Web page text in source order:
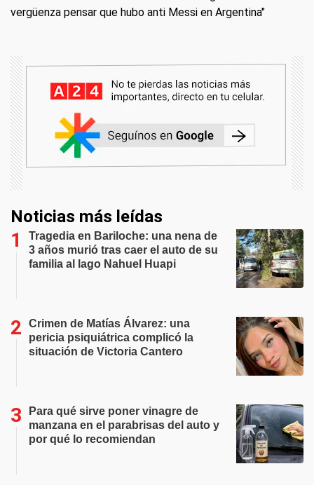
vergüenza pensar que hubo anti Messi en Argentina"
Noticias más leídas
Tragedia en Bariloche: una nena de
3 años murió tras caer el auto de su
familia al lago Nahuel Huapi
Crimen de Matías Álvarez: una
pericia psiquiátrica complicó la
situación de Victoria Cantero
Para qué sirve poner vinagre de
manzana en el parabrisas del auto y
por qué lo recomiendan